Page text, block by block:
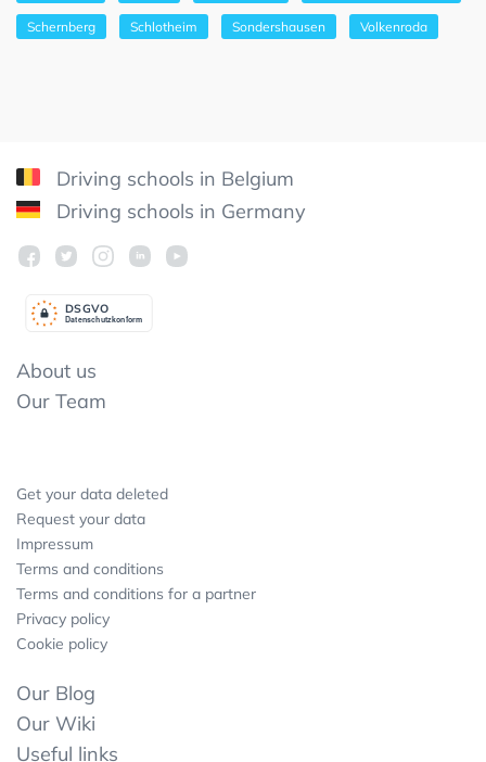
Schernberg Schlotheim Sondershausen Volkenroda
Driving schools in Belgium
Driving schools in Germany
Datenschutzkonform
DSGVO
About us
Our Team
Get your data deleted
Request your data
Impressum
Terms and conditions
Terms and conditions for a partner
Privacy policy
Cookie policy
Our Blog
Our Wiki
Useful links